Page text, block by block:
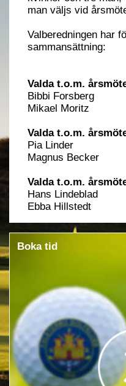
man väljs vid
Valberedningen har
sammansättning:
Valda t.o.m.
Bibbi Forsberg
Mikael Moritz
Valda t.o.m.
Pia Linder
Magnus Becker
Valda t.o.m.
Hans Lindeblad
Ebba Hillstedt
Boka tid